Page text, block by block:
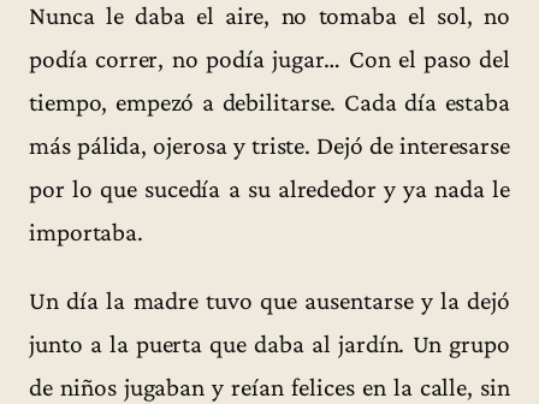
Nunca le daba el aire, no tomaba el sol, no
podía correr, no podía jugar… Con el paso del
tiempo, empezó a debilitarse. Cada día estaba
más pálida, ojerosa y triste. Dejó de interesarse
por lo que sucedía a su alrededor y ya nada le
importaba.
Un día la madre tuvo que ausentarse y la dejó
junto a la puerta que daba al jardín. Un grupo
de niños jugaban y reían felices en la calle, sin